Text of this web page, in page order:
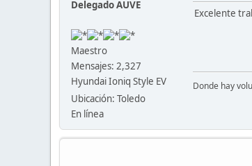
Delegado AUVE
Maestro
Mensajes: 2,327
Hyundai Ioniq Style EV
Ubicación: Toledo
En línea
Excelente
Donde hay